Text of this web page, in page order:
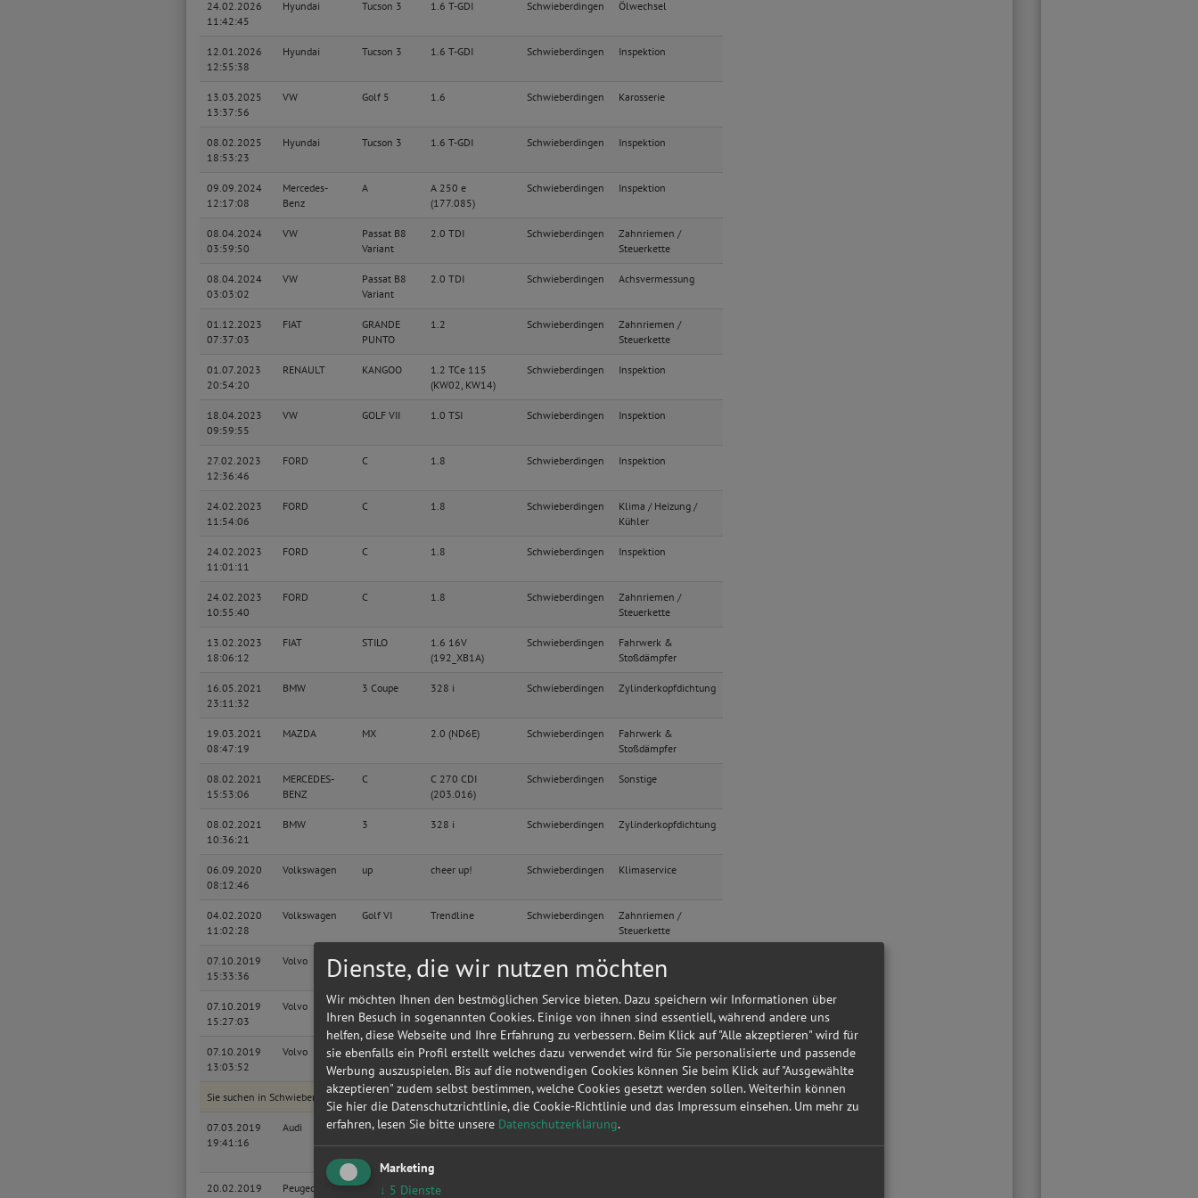
24.02.2026
11:42:45
Hyundai Tucson 3 1.6 T-GDI Schwieberdingen Ölwechsel
12.01.2026
12:55:38
Hyundai Tucson 3 1.6 T-GDI Schwieberdingen Inspektion
13.03.2025
13:37:56
VW Golf 5 1.6 Schwieberdingen Karosserie
08.02.2025
18:53:23
Hyundai Tucson 3 1.6 T-GDI Schwieberdingen Inspektion
09.09.2024
12:17:08
Mercedes-
Benz
A
A 250 e
(177.085)
Schwieberdingen Inspektion
08.04.2024
03:59:50
VW
Passat B8
Variant
2.0 TDI Schwieberdingen
Zahnriemen /
Steuerkette
08.04.2024
03:03:02
VW
Passat B8
Variant
2.0 TDI Schwieberdingen Achsvermessung
01.12.2023
07:37:03
FIAT
GRANDE
PUNTO
1.2 Schwieberdingen
Zahnriemen /
Steuerkette
01.07.2023
20:54:20
RENAULT KANGOO
1.2 TCe 115
(KW02, KW14)
Schwieberdingen Inspektion
18.04.2023
09:59:55
VW GOLF VII 1.0 TSI Schwieberdingen Inspektion
27.02.2023
12:36:46
FORD C 1.8 Schwieberdingen Inspektion
24.02.2023
11:54:06
FORD C 1.8 Schwieberdingen
Klima / Heizung /
Kühler
24.02.2023
11:01:11
FORD C 1.8 Schwieberdingen Inspektion
24.02.2023
10:55:40
FORD C 1.8 Schwieberdingen
Zahnriemen /
Steuerkette
13.02.2023
18:06:12
FIAT STILO
1.6 16V
(192_XB1A)
Schwieberdingen
Fahrwerk &
Stoßdämpfer
16.05.2021
23:11:32
BMW 3 Coupe 328 i Schwieberdingen Zylinderkopfdichtung
19.03.2021
08:47:19
MAZDA MX 2.0 (ND6E) Schwieberdingen
Fahrwerk &
Stoßdämpfer
08.02.2021
15:53:06
MERCEDES-
BENZ
C
C 270 CDI
(203.016)
Schwieberdingen Sonstige
08.02.2021
10:36:21
BMW 3 328 i Schwieberdingen Zylinderkopfdichtung
06.09.2020
08:12:46
Volkswagen up cheer up! Schwieberdingen Klimaservice
04.02.2020
11:02:28
Volkswagen Golf VI Trendline Schwieberdingen
Zahnriemen /
Steuerkette
07.10.2019
15:33:36
Volvo XC 60 Momentum Drive Schwieberdingen Anhängerkupplung
07.10.2019
15:27:03
Volvo XC 60 Momentum Drive Schwieberdingen
Fahrwerk &
Stoßdämpfer
07.10.2019
13:03:52
Volvo XC 60 Momentum Drive Schwieberdingen
Fahrwerk &
Stoßdämpfer
Sie suchen in Schwieberdingen eine günstige Werkstatt?Anfrage jetzt stellen
07.03.2019
19:41:16
Audi Q7
3.0 TDI clean
diesel quattro
Schwieberdingen Inspektion
20.02.2019
Peugeot 206 Basis
Dienste, die wir nutzen möchten
Wir möchten Ihnen den bestmöglichen Service bieten. Dazu speichern wir Informationen über
Ihren Besuch in sogenannten Cookies. Einige von ihnen sind essentiell, während andere uns
helfen, diese Webseite und Ihre Erfahrung zu verbessern. Beim Klick auf "Alle akzeptieren" wird für
sie ebenfalls ein Profil erstellt welches dazu verwendet wird für Sie personalisierte und passende
Werbung auszuspielen. Bis auf die notwendigen Cookies können Sie beim Klick auf "Ausgewählte
akzeptieren" zudem selbst bestimmen, welche Cookies gesetzt werden sollen. Weiterhin können
Sie hier die Datenschutzrichtlinie, die Cookie-Richtlinie und das Impressum einsehen. Um mehr zu
erfahren, lesen Sie bitte unsere Datenschutzerklärung.
Marketing
↓ 5 Dienste